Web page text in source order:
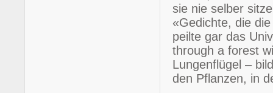
sie nie selber
«Gedichte, die
peilte gar das
through a forest
Lungenflügel –
den Pflanzen, in